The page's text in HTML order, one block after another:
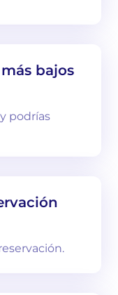
bajos
podrías